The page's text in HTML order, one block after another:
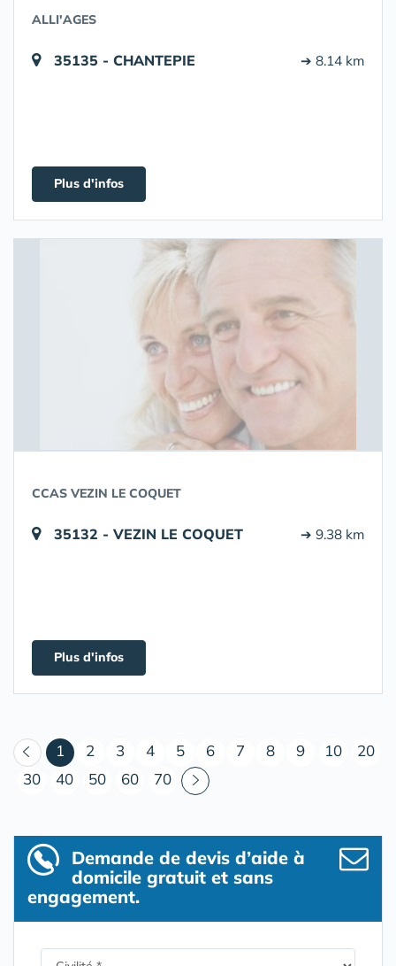
ALLI'AGES
35135 - CHANTEPIE ➔ 8.14 km
Plus d'infos
CCAS VEZIN LE COQUET
35132 - VEZIN LE COQUET ➔ 9.38 km
Plus d'infos
1 (courant)
2 3 4 5 6 7 8 9 10
20
30
40 50 60 70
Demande de devis d’aide à
domicile gratuit et sans
engagement.